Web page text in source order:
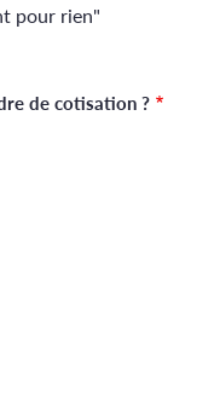
pour rien"
de cotisation ?